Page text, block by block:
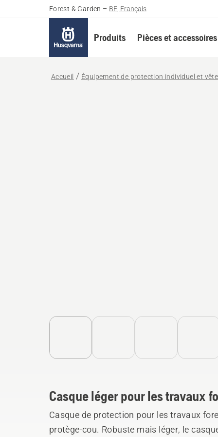
Forest & Garden – BE, Français
Produits Pièces et accessoires
Accueil Équipement de protection individuel et
Casque léger pour les travaux
Casque de protection pour les travaux
protège-cou. Robuste mais léger, le